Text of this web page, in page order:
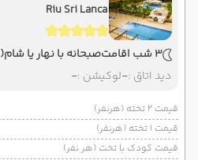
Riu Sri Lanca
3 شب اقامت صبحانه با نهار یا شام(HB)
دید اتاق :-لوکیشن :-
قیمت 2 تخته (هرنفر)
قیمت 1 تخته (هرنفر)
قیمت کودک با تخت (هر نفر)